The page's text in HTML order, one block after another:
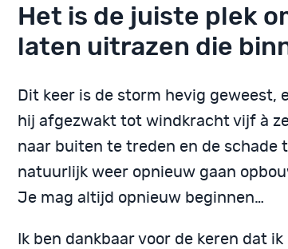
Het is de juiste plek
laten uitrazen die
Dit keer is de storm hevig geweest,
hij afgezwakt tot windkracht vijf à
naar buiten te treden en de schade
natuurlijk weer opnieuw gaan
Je mag altijd opnieuw beginnen…
Ik ben dankbaar voor de keren dat